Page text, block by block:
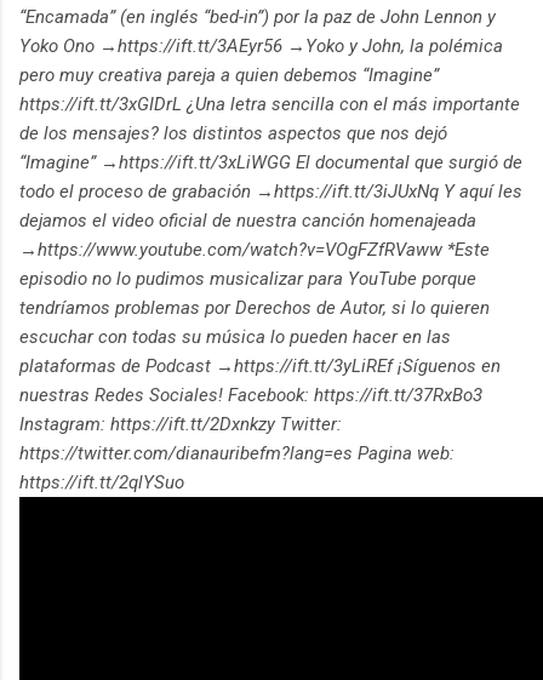
“Encamada” (en inglés “bed-in”) por la paz de John Lennon y
Yoko Ono →https://ift.tt/3AEyr56 →Yoko y John, la polémica
pero muy creativa pareja a quien debemos “Imagine”
https://ift.tt/3xGIDrL ¿Una letra sencilla con el más importante
de los mensajes? los distintos aspectos que nos dejó
“Imagine” →https://ift.tt/3xLiWGG El documental que surgió de
todo el proceso de grabación →https://ift.tt/3iJUxNq Y aquí les
dejamos el video oficial de nuestra canción homenajeada
→https://www.youtube.com/watch?v=VOgFZfRVaww *Este
episodio no lo pudimos musicalizar para YouTube porque
tendríamos problemas por Derechos de Autor, si lo quieren
escuchar con todas su música lo pueden hacer en las
plataformas de Podcast →https://ift.tt/3yLiREf ¡Síguenos en
nuestras Redes Sociales! Facebook: https://ift.tt/37RxBo3
Instagram: https://ift.tt/2Dxnkzy Twitter:
https://twitter.com/dianauribefm?lang=es Pagina web:
https://ift.tt/2qlYSuo